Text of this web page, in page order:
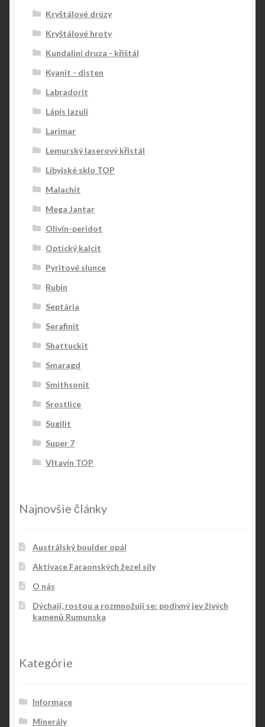
Kryštálové drúzy
Kryštálové hroty
Kundalini druza - křištál
Kyanit - disten
Labradorit
Lápis lazuli
Larimar
Lemurský laserový křistál
Libyjské sklo TOP
Malachit
Mega Jantar
Olivín-peridot
Optický kalcit
Pyritové slunce
Rubín
Septária
Serafinit
Shattuckit
Smaragd
Smithsonit
Srostlice
Sugilit
Super 7
Vltavín TOP
Najnovšie články
Austrálský boulder opál
Aktivace Faraonských žezel síly
O nás
Dýchají, rostou a rozmnožují se: podivný jev živých
kamenů Rumunska
Kategórie
Informace
Minerály